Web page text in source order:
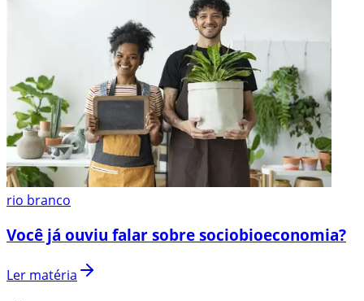
rio branco
Você já ouviu falar sobre sociobioeconomia?
Ler matéria